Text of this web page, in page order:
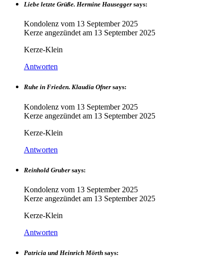
Liebe letzte Grüße. Hermine Hausegger says:
Kondolenz vom 13 September 2025
Kerze angezündet am 13 September 2025
Kerze-Klein
Antworten
Ruhe in Frieden. Klaudia Ofner says:
Kondolenz vom 13 September 2025
Kerze angezündet am 13 September 2025
Kerze-Klein
Antworten
Reinhold Gruber says:
Kondolenz vom 13 September 2025
Kerze angezündet am 13 September 2025
Kerze-Klein
Antworten
Patricia und Heinrich Mörth says: